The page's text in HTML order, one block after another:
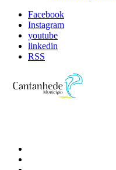
Facebook
Instagram
youtube
linkedin
RSS